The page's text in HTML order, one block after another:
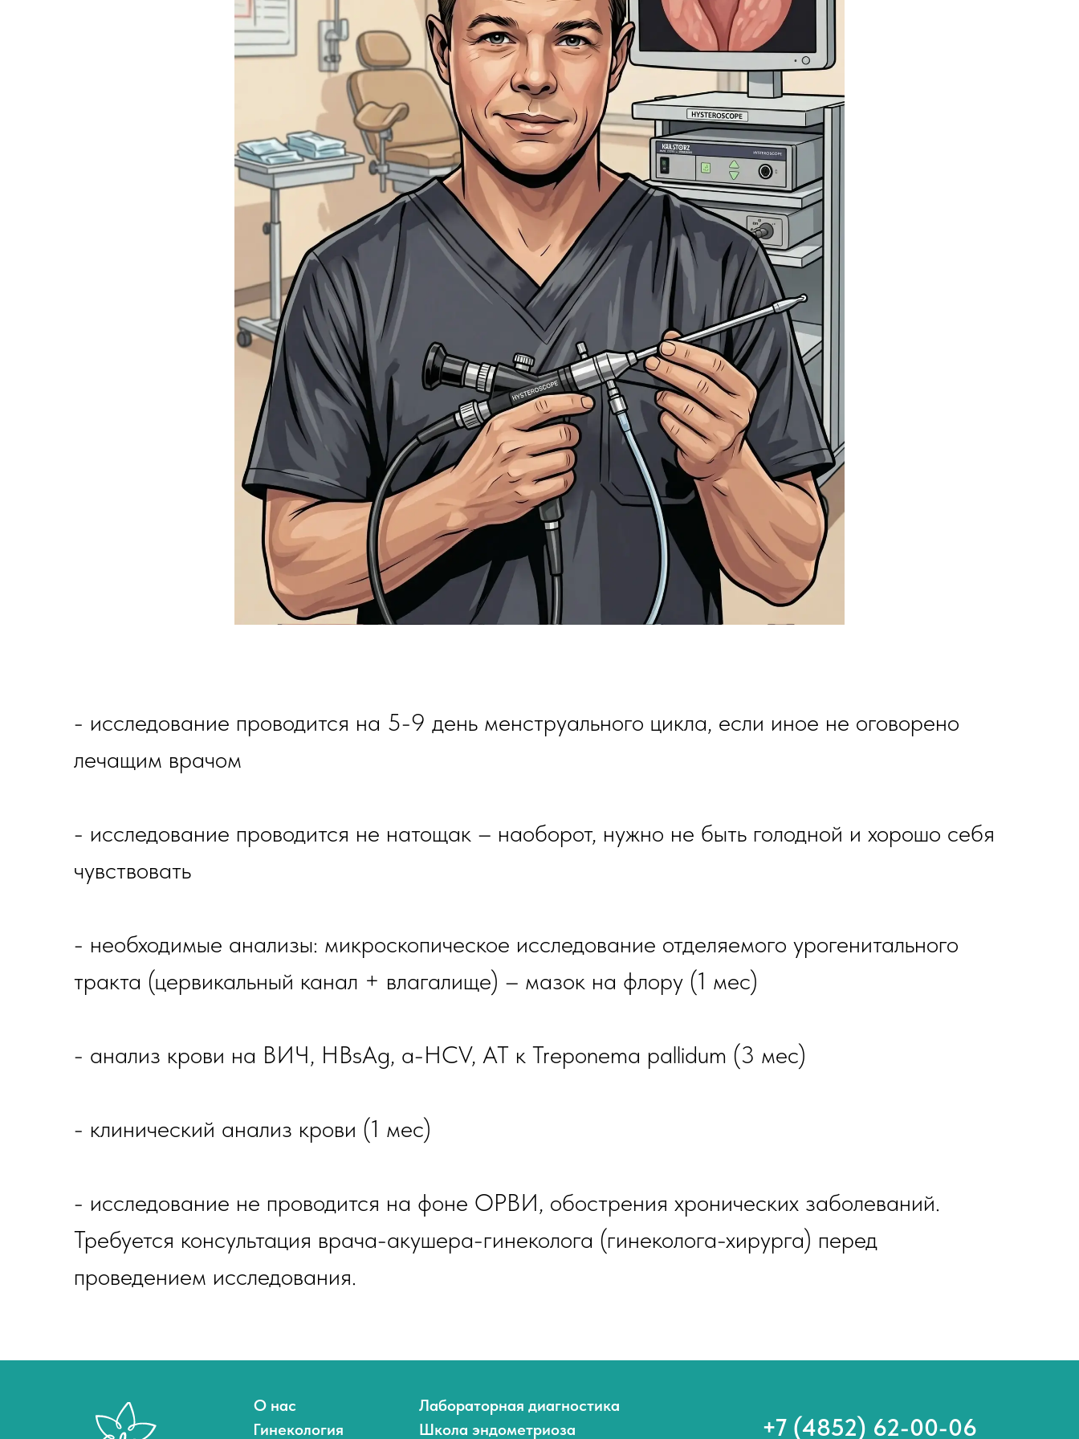
- исследование проводится на 5-9 день менструального цикла, если иное не оговорено
лечащим врачом
- исследование проводится не натощак – наоборот, нужно не быть голодной и хорошо себя
чувствовать
- необходимые анализы: микроскопическое исследование отделяемого урогенитального
тракта (цервикальный канал + влагалище) – мазок на флору (1 мес)
- анализ крови на ВИЧ, HBsAg, a-HCV, AT к Treponema pallidum (3 мес)
- клинический анализ крови (1 мес)
- исследование не проводится на фоне ОРВИ, обострения хронических заболеваний.
Требуется консультация врача-акушера-гинеколога (гинеколога-хирурга) перед
проведением исследования.
О нас
Гинекология
Лабораторная диагностика
Школа эндометриоза
+7 (4852) 62-00-06